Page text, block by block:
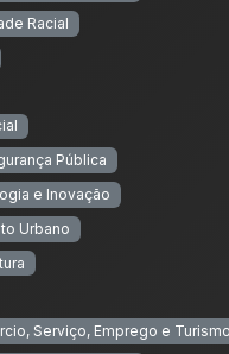
Racial
Pública
e Inovação
Urbano
Serviço, Emprego e